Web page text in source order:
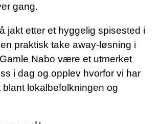
gang.
jakt etter et hyggelig spisested i
praktisk take away-løsning i
Nabo være et utmerket
i dag og opplev hvorfor vi har
blant lokalbefolkningen og